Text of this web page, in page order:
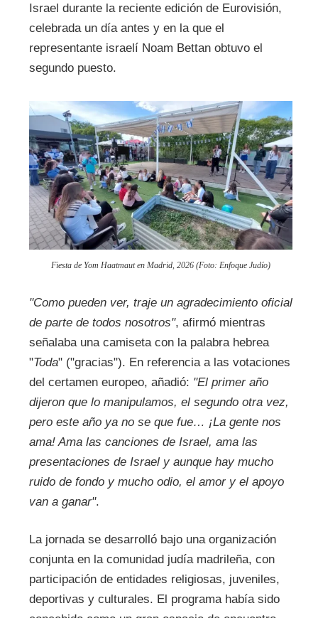
Israel durante la reciente edición de Eurovisión,
celebrada un día antes y en la que el
representante israelí Noam Bettan obtuvo el
segundo puesto.
Fiesta de Yom Haatmaut en Madrid, 2026 (Foto: Enfoque Judío)
"Como pueden ver, traje un agradecimiento oficial
de parte de todos nosotros", afirmó mientras
señalaba una camiseta con la palabra hebrea
"Toda" ("gracias"). En referencia a las votaciones
del certamen europeo, añadió: "El primer año
dijeron que lo manipulamos, el segundo otra vez,
pero este año ya no se que fue… ¡La gente nos
ama! Ama las canciones de Israel, ama las
presentaciones de Israel y aunque hay mucho
ruido de fondo y mucho odio, el amor y el apoyo
van a ganar".
La jornada se desarrolló bajo una organización
conjunta en la comunidad judía madrileña, con
participación de entidades religiosas, juveniles,
deportivas y culturales. El programa había sido